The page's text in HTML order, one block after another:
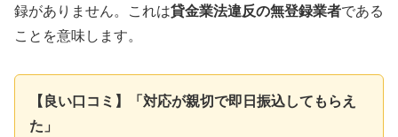
録がありません。これは貸金業法違反の無登録業者である
ことを意味します。
【良い口コミ】「対応が親切で即日振込してもらえ
た」